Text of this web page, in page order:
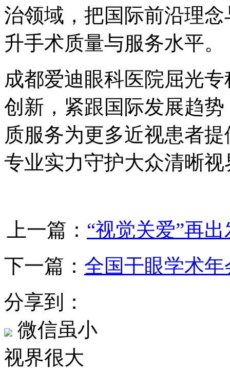
治领域，把国际前沿理
升手术质量与服务水平。
成都爱迪眼科医院屈光
创新，紧跟国际发展趋
质服务为更多近视患者
专业实力守护大众清晰视
上一篇： “视觉关爱”再
下一篇： 全国干眼学术
分享到：
微信虽小
视界很大